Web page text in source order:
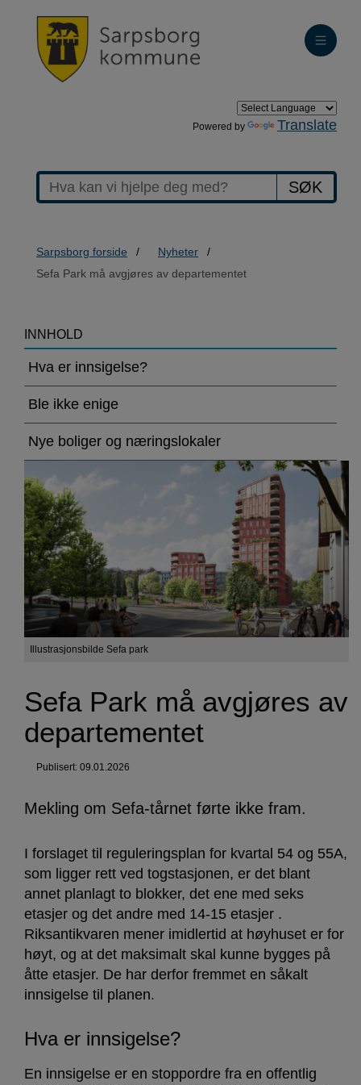
Powered by Translate
SØK
Sarpsborg forside
Nyheter
Sefa Park må avgjøres av departementet
>Sefa
Park
må
avgjøres
av
departementet
INNHOLD
Hva er innsigelse?
Ble ikke enige
Nye boliger og næringslokaler
Illustrasjonsbilde Sefa park
Sefa Park må avgjøres av
departementet
Publisert: 09.01.2026
Mekling om Sefa-tårnet førte ikke fram.
I forslaget til reguleringsplan for kvartal 54 og 55A,
som ligger rett ved togstasjonen, er det blant
annet planlagt to blokker, det ene med seks
etasjer og det andre med 14-15 etasjer .
Riksantikvaren mener imidlertid at høyhuset er for
høyt, og at det maksimalt skal kunne bygges på
åtte etasjer. De har derfor fremmet en såkalt
innsigelse til planen.
Hva er innsigelse?
En innsigelse er en stoppordre fra en offentlig